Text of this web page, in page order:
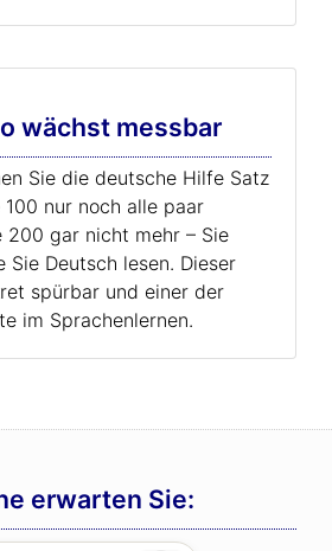
wächst messbar
Sie die deutsche Hilfe Satz
nur noch alle paar
200 gar nicht mehr – Sie
Sie Deutsch lesen. Dieser
spürbar und einer der
im Sprachenlernen.
erwarten Sie: